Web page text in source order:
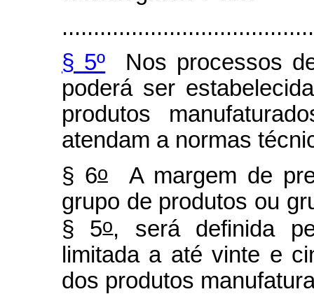
§ 5º Nos processos
poderá ser
produtos
atendam a normas
§ 6o
A margem de
grupo de produtos ou
§ 5o, será definida
limitada a até vinte e
dos produtos